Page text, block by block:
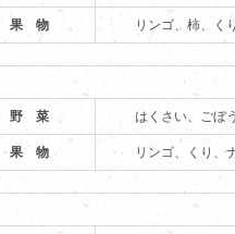
果 物 リンゴ、柿、く
野 菜 はくさい、ごぼ
果 物 リンゴ、くり、